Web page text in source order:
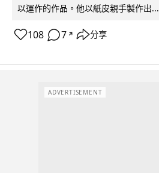
以運作的作品。他以紙皮親手製作出...
108 7 ↗ 分享
ADVERTISEMENT